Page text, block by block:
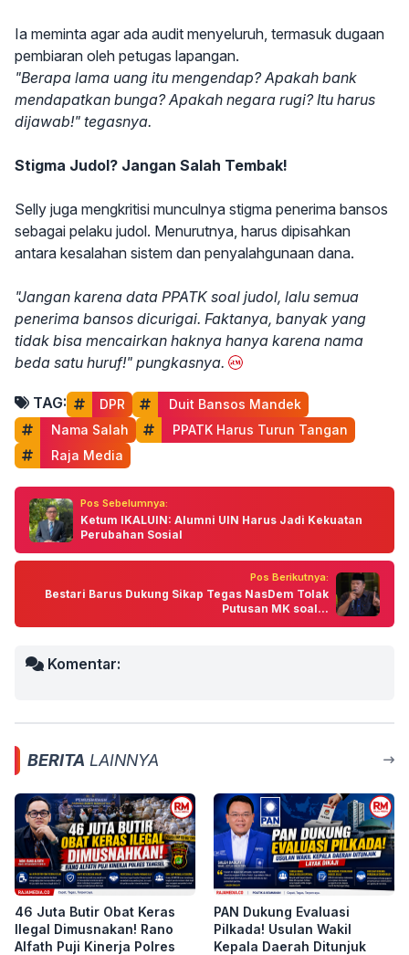
Ia meminta agar ada audit menyeluruh, termasuk dugaan
pembiaran oleh petugas lapangan.
"Berapa lama uang itu mengendap? Apakah bank
mendapatkan bunga? Apakah negara rugi? Itu harus
dijawab!" tegasnya.
Stigma Judol? Jangan Salah Tembak!
Selly juga mengkritisi munculnya stigma penerima bansos
sebagai pelaku judol. Menurutnya, harus dipisahkan
antara kesalahan sistem dan penyalahgunaan dana.
"Jangan karena data PPATK soal judol, lalu semua
penerima bansos dicurigai. Faktanya, banyak yang
tidak bisa mencairkan haknya hanya karena nama
beda satu huruf!" pungkasnya.
TAG: DPR
Duit Bansos Mandek
Nama Salah
PPATK Harus Turun Tangan
Raja Media
Pos Sebelumnya:
Ketum IKALUIN: Alumni UIN Harus Jadi Kekuatan
Perubahan Sosial
Pos Berikutnya:
Bestari Barus Dukung Sikap Tegas NasDem Tolak
Putusan MK soal...
Komentar:
BERITA LAINNYA
46 Juta Butir Obat Keras
Ilegal Dimusnakan! Rano
Alfath Puji Kinerja Polres
PAN Dukung Evaluasi
Pilkada! Usulan Wakil
Kepala Daerah Ditunjuk